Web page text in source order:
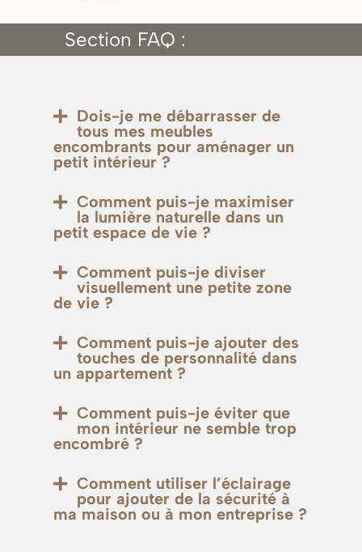
Section FAQ :
Dois-je me débarrasser de
tous mes meubles
encombrants pour aménager un
petit intérieur ?
Comment puis-je maximiser
la lumière naturelle dans un
petit espace de vie ?
Comment puis-je diviser
visuellement une petite zone
de vie ?
Comment puis-je ajouter des
touches de personnalité dans
un appartement ?
Comment puis-je éviter que
mon intérieur ne semble trop
encombré ?
Comment utiliser l’éclairage
pour ajouter de la sécurité à
ma maison ou à mon entreprise ?